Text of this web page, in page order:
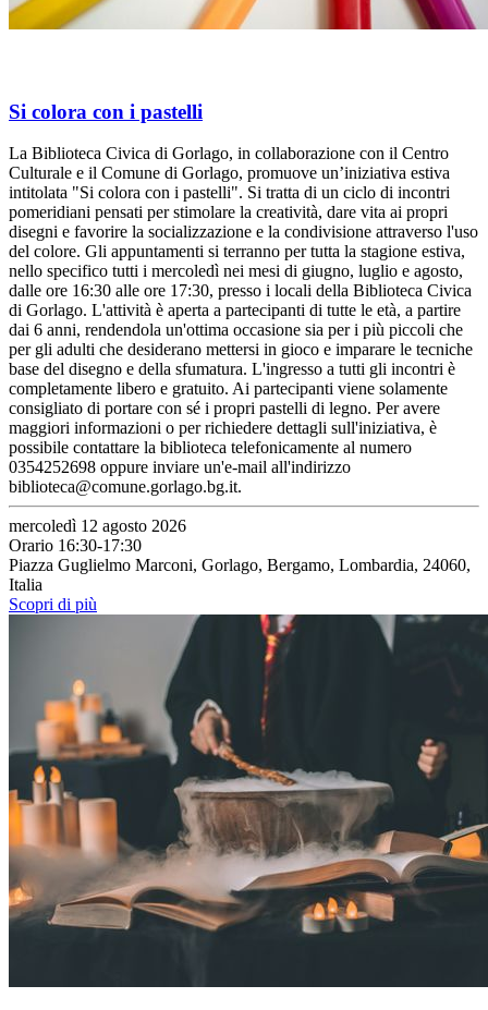
Si colora con i pastelli
La Biblioteca Civica di Gorlago, in collaborazione con il Centro
Culturale e il Comune di Gorlago, promuove un’iniziativa estiva
intitolata "Si colora con i pastelli". Si tratta di un ciclo di incontri
pomeridiani pensati per stimolare la creatività, dare vita ai propri
disegni e favorire la socializzazione e la condivisione attraverso l'uso
del colore. Gli appuntamenti si terranno per tutta la stagione estiva,
nello specifico tutti i mercoledì nei mesi di giugno, luglio e agosto,
dalle ore 16:30 alle ore 17:30, presso i locali della Biblioteca Civica
di Gorlago. L'attività è aperta a partecipanti di tutte le età, a partire
dai 6 anni, rendendola un'ottima occasione sia per i più piccoli che
per gli adulti che desiderano mettersi in gioco e imparare le tecniche
base del disegno e della sfumatura. L'ingresso a tutti gli incontri è
completamente libero e gratuito. Ai partecipanti viene solamente
consigliato di portare con sé i propri pastelli di legno. Per avere
maggiori informazioni o per richiedere dettagli sull'iniziativa, è
possibile contattare la biblioteca telefonicamente al numero
0354252698 oppure inviare un'e-mail all'indirizzo
biblioteca@comune.gorlago.bg.it.
mercoledì 12 agosto 2026
Orario 16:30-17:30
Piazza Guglielmo Marconi, Gorlago, Bergamo, Lombardia, 24060,
Italia
Scopri di più